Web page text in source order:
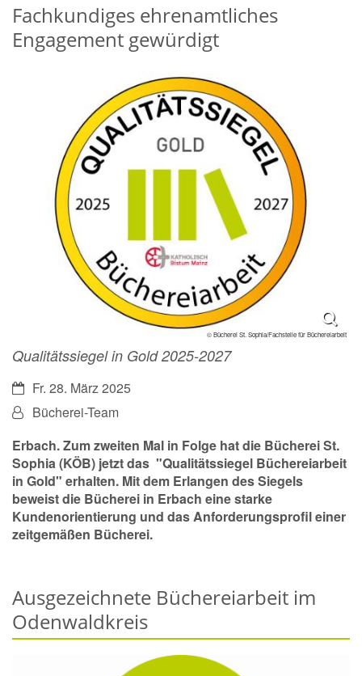
Fachkundiges ehrenamtliches
Engagement gewürdigt
© Bücherei St. Sophia/Fachstelle für Büchereiarbeit
Qualitätssiegel in Gold 2025-2027
Datum:Fr. 28. März 2025
Von:Bücherei-Team
Erbach. Zum zweiten Mal in Folge hat die Bücherei St.
Sophia (KÖB) jetzt das "Qualitätssiegel Büchereiarbeit
in Gold" erhalten. Mit dem Erlangen des Siegels
beweist die Bücherei in Erbach eine starke
Kundenorientierung und das Anforderungsprofil einer
zeitgemäßen Bücherei.
Ausgezeichnete Büchereiarbeit im
Odenwaldkreis